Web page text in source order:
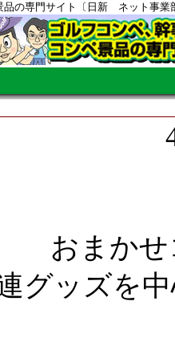
の専門サイト〔日新 ネット事業
ペの
コー
グッズを